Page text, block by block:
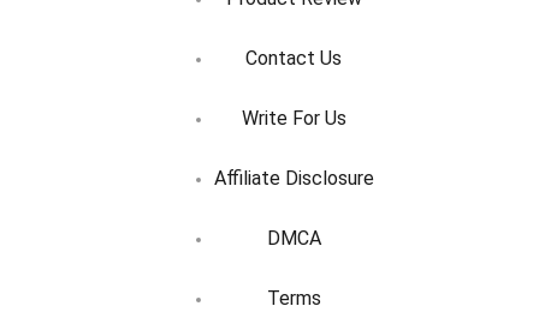
Contact Us
Write For Us
Affiliate Disclosure
DMCA
Terms